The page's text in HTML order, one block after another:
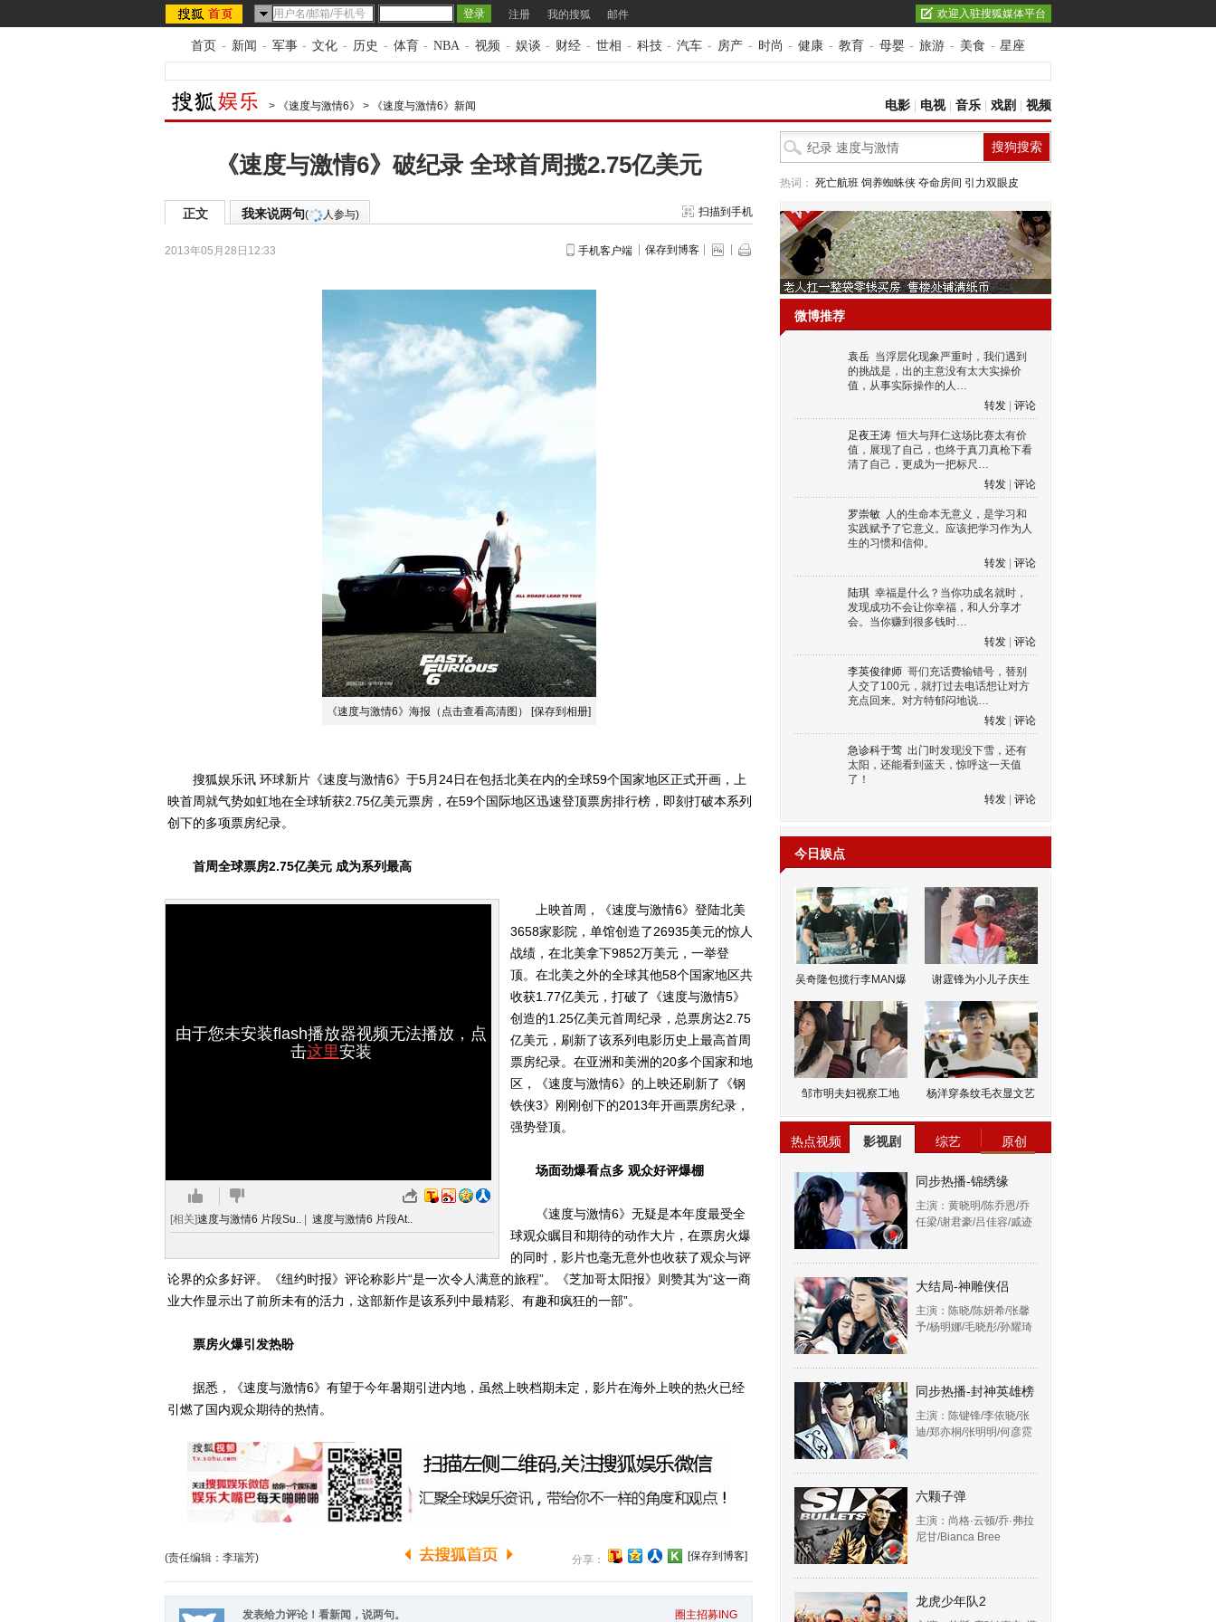
注册 我的搜狐 邮件 欢迎入驻搜狐媒体平台
首页 - 新闻 - 军事 - 文化 - 历史 - 体育 - NBA - 视频 - 娱谈 - 财经 - 世相 - 科技 - 汽车 - 房产 - 时尚 - 健康 - 教育 - 母婴 - 旅游 - 美食 - 星座
> 《速度与激情6》 > 《速度与激情6》新闻 电影 电视| 音乐 戏剧 视频
《速度与激情6》破纪录 全球首周揽2.75亿美元
正文 我来说两句( 人参与) 扫描到手机
2013年05月28日12:33 手机客户端 保存到博客
《速度与激情6》海报（点击查看高清图） [保存到相册]
搜狐娱乐讯 环球新片《速度与激情6》于5月24日在包括北美在内的全球59个国家地区正式开画，上
映首周就气势如虹地在全球斩获2.75亿美元票房，在59个国际地区迅速登顶票房排行榜，即刻打破本系列
创下的多项票房纪录。
首周全球票房2.75亿美元 成为系列最高
由于您未安装flash播放器视频无法播放，点
击这里安装
[相关]速度与激情6 片段Su.. 速度与激情6 片段At..
上映首周，《速度与激情6》登陆北美
3658家影院，单馆创造了26935美元的惊人
战绩，在北美拿下9852万美元，一举登
顶。在北美之外的全球其他58个国家地区共
收获1.77亿美元，打破了《速度与激情5》
创造的1.25亿美元首周纪录，总票房达2.75
亿美元，刷新了该系列电影历史上最高首周
票房纪录。在亚洲和美洲的20多个国家和地
区，《速度与激情6》的上映还刷新了《钢
铁侠3》刚刚创下的2013年开画票房纪录，
强势登顶。
场面劲爆看点多 观众好评爆棚
《速度与激情6》无疑是本年度最受全
球观众瞩目和期待的动作大片，在票房火爆
的同时，影片也毫无意外也收获了观众与评
论界的众多好评。《纽约时报》评论称影片“是一次令人满意的旅程”。《芝加哥太阳报》则赞其为“这一商
业大作显示出了前所未有的活力，这部新作是该系列中最精彩、有趣和疯狂的一部”。
票房火爆引发热盼
据悉，《速度与激情6》有望于今年暑期引进内地，虽然上映档期未定，影片在海外上映的热火已经
引燃了国内观众期待的热情。
(责任编辑：李瑞芳) 分享： [保存到博客]
发表给力评论！看新闻，说两句。 圈主招募ING
热词： 死亡航班 饲养蜘蛛侠 夺命房间 引力双眼皮
微博推荐
袁岳 当浮层化现象严重时，我们遇到
的挑战是，出的主意没有太大实操价
值，从事实际操作的人…
转发
评论
足夜王涛 恒大与拜仁这场比赛太有价
值，展现了自己，也终于真刀真枪下看
清了自己，更成为一把标尺…
转发
评论
罗崇敏 人的生命本无意义，是学习和
实践赋予了它意义。应该把学习作为人
生的习惯和信仰。
转发
评论
陆琪 幸福是什么？当你功成名就时，
发现成功不会让你幸福，和人分享才
会。当你赚到很多钱时…
转发
评论
李英俊律师 哥们充话费输错号，替别
人交了100元，就打过去电话想让对方
充点回来。对方特郁闷地说…
转发
评论
急诊科于莺 出门时发现没下雪，还有
太阳，还能看到蓝天，惊呼这一天值
了！
转发
评论
今日娱点
吴奇隆包揽行李MAN爆 谢霆锋为小儿子庆生
邹市明夫妇视察工地 杨洋穿条纹毛衣显文艺
热点视频 影视剧 综艺 原创
同步热播-锦绣缘
主演：黄晓明/陈乔恩/乔
任梁/谢君豪/吕佳容/戚迹
大结局-神雕侠侣
主演：陈晓/陈妍希/张馨
予/杨明娜/毛晓彤/孙耀琦
同步热播-封神英雄榜
主演：陈键锋/李依晓/张
迪/郑亦桐/张明明/何彦霓
六颗子弹
主演：尚格·云顿/乔·弗拉
尼甘/Bianca Bree
龙虎少年队2